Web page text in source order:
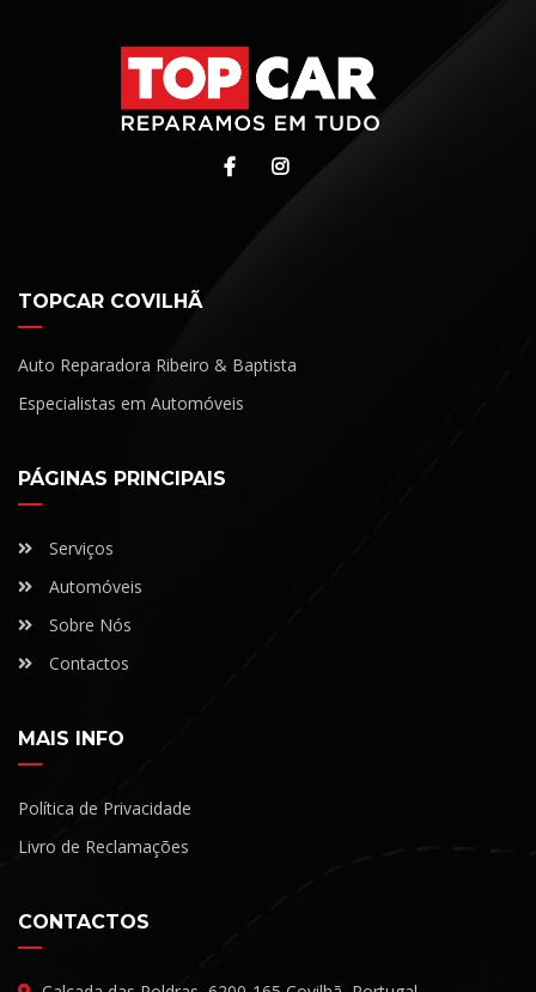
TOPCAR COVILHÃ
Auto Reparadora Ribeiro & Baptista
Especialistas em Automóveis
PÁGINAS PRINCIPAIS
Serviços
Automóveis
Sobre Nós
Contactos
MAIS INFO
Política de Privacidade
Livro de Reclamações
CONTACTOS